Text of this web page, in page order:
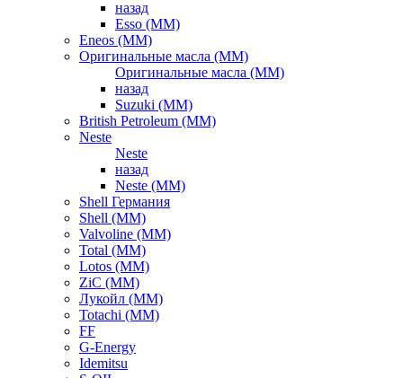
назад
Esso (ММ)
Eneos (ММ)
Оригинальные масла (ММ)
Оригинальные масла (ММ)
назад
Suzuki (ММ)
British Petroleum (ММ)
Neste
Neste
назад
Neste (ММ)
Shell Германия
Shell (ММ)
Valvoline (ММ)
Total (ММ)
Lotos (ММ)
ZiC (ММ)
Лукойл (ММ)
Totachi (MM)
FF
G-Energy
Idemitsu